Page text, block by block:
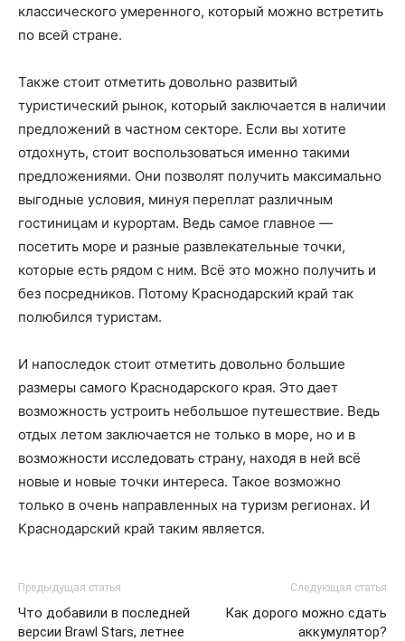
классического умеренного, который можно встретить
по всей стране.
Также стоит отметить довольно развитый
туристический рынок, который заключается в наличии
предложений в частном секторе. Если вы хотите
отдохнуть, стоит воспользоваться именно такими
предложениями. Они позволят получить максимально
выгодные условия, минуя переплат различным
гостиницам и курортам. Ведь самое главное —
посетить море и разные развлекательные точки,
которые есть рядом с ним. Всё это можно получить и
без посредников. Потому Краснодарский край так
полюбился туристам.
И напоследок стоит отметить довольно большие
размеры самого Краснодарского края. Это дает
возможность устроить небольшое путешествие. Ведь
отдых летом заключается не только в море, но и в
возможности исследовать страну, находя в ней всё
новые и новые точки интереса. Такое возможно
только в очень направленных на туризм регионах. И
Краснодарский край таким является.
Предыдущая статья
Что добавили в последней
версии Brawl Stars, летнее
Следующая статья
Как дорого можно сдать
аккумулятор?